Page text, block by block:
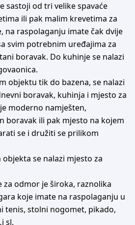
sastoji od tri velike spavaće
ili pak malim krevetima za
na raspolaganju imate čak dvije
svim potrebnim uređajima za
boravak. Do kuhinje se nalazi
objektu tik do bazena, se nalazi
boravak, kuhinja i mjesto za
moderno namješten,
boravak ili pak mjesto na kojem
se i družiti se prilikom
se nalazi mjesto za
za odmor je široka, raznolika
koje imate na raspolaganju u
tenis, stolni nogomet, pikado,
sl.